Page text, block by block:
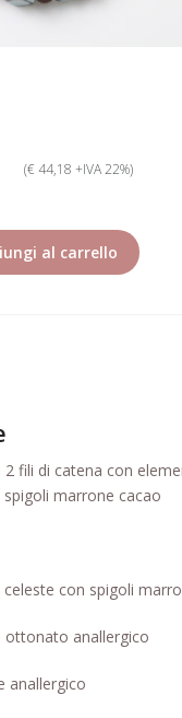
Contatti
Gioielli alta
Il mio account
Pagina di
Refund and
Rivenditore
(€ 44,18 +IVA 22%)
al carrello
2 fili di catena con
marrone cacao
celeste con spigoli
ottonato anallergico
anallergico